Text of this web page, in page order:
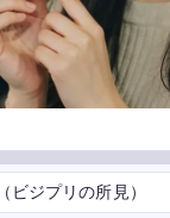
ビジプリの所見）